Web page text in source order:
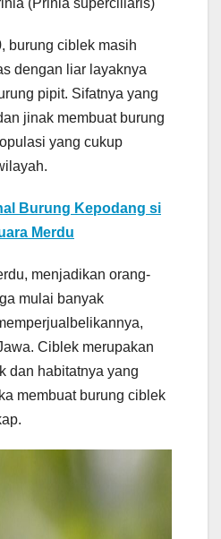
(Prinia superciliaris)
burung ciblek masih
dengan liar layaknya
pipit. Sifatnya yang
jinak membuat burung
yang cukup
Burung Kepodang si
Merdu
menjadikan orang-
mulai banyak
Ciblek merupakan
dan habitatnya yang
membuat burung ciblek